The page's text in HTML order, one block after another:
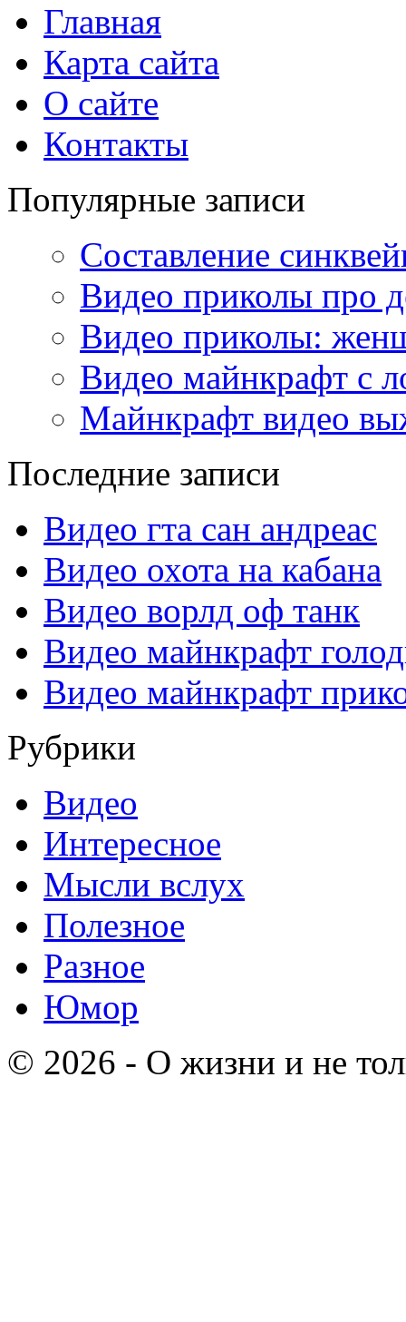
Главная
Карта сайта
О сайте
Контакты
Популярные записи
Составление
Видео приколы про
Видео приколы:
Видео майнкрафт с
Майнкрафт видео
Последние записи
Видео гта сан андреас
Видео охота на кабана
Видео ворлд оф танк
Видео майнкрафт
Видео майнкрафт
Рубрики
Видео
Интересное
Мысли вслух
Полезное
Разное
Юмор
© 2026 - О жизни и не